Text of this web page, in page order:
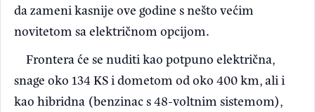
da zameni kasnije ove godine s nešto većim
novitetom sa električnom opcijom.
Frontera će se nuditi kao potpuno električna,
snage oko 134 KS i dometom od oko 400 km, ali i
kao hibridna (benzinac s 48-voltnim sistemom),